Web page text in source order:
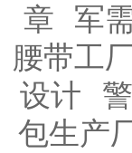
章 军
腰带工
设计
包生产